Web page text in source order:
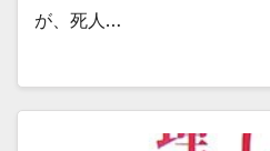
が、死人…